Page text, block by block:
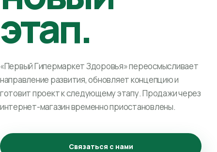
этап.
«Первый Гипермаркет Здоровья» переосмысливает
направление развития, обновляет концепцию и
готовит проект к следующему этапу. Продажи через
интернет-магазин временно приостановлены.
Связаться с нами